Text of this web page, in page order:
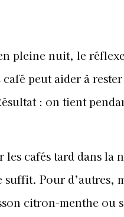
pleine nuit, le
peut aider à
: on tient
cafés tard dans la
suffit. Pour d’autres,
citron-menthe ou